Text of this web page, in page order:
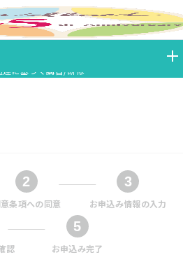
達に基づく講習/研修
条項への同意 お申込み情報の入力
認 お申込み完了